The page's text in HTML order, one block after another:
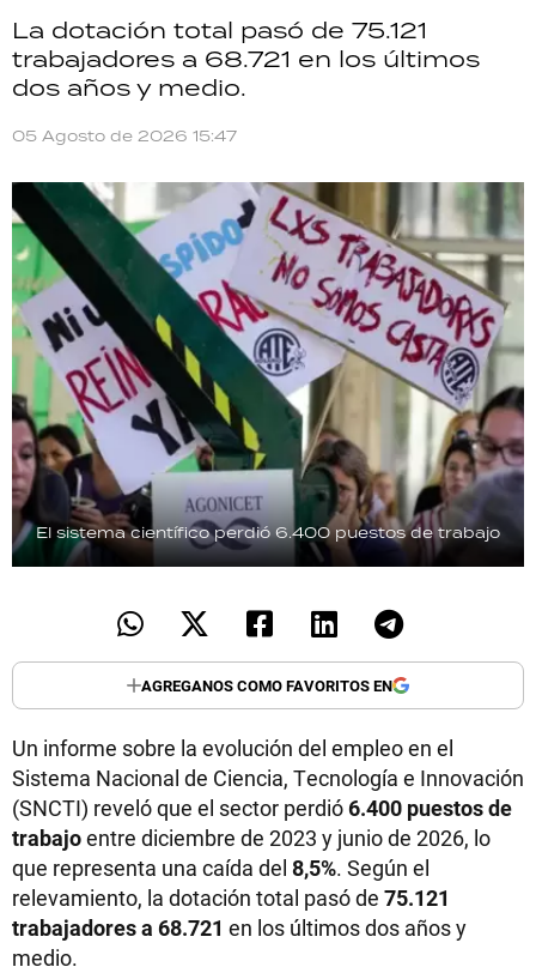
La dotación total pasó de 75.121
trabajadores a 68.721 en los últimos
dos años y medio.
05 Agosto de 2026 15:47
El sistema científico perdió 6.400 puestos de trabajo
AGREGANOS COMO FAVORITOS EN
Un informe sobre la evolución del empleo en el
Sistema Nacional de Ciencia, Tecnología e Innovación
(SNCTI) reveló que el sector perdió6.400 puestos de
trabajoentre diciembre de 2023 y junio de 2026, lo
que representa una caída del 8,5%. Según el
relevamiento, la dotación total pasó de 75.121
trabajadores a 68.721 en los últimos dos años y
medio.